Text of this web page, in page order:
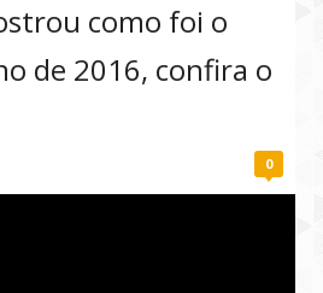
como foi o
de 2016, confira o
0